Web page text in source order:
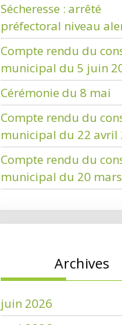
Sécheresse : arrêté
préfectoral niveau
Compte rendu du
municipal du 5 juin
Cérémonie du 8 mai
Compte rendu du
municipal du 22 avril
Compte rendu du
municipal du 20
Archives
juin 2026